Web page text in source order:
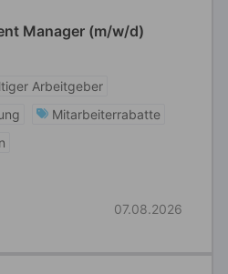
Manager (m/w/d)
Arbeitgeber
Mitarbeiterrabatte
07.08.2026